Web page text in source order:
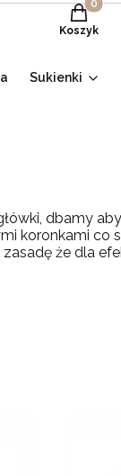
Koszyk
Sukienki
dbamy
koronkami co
że dla